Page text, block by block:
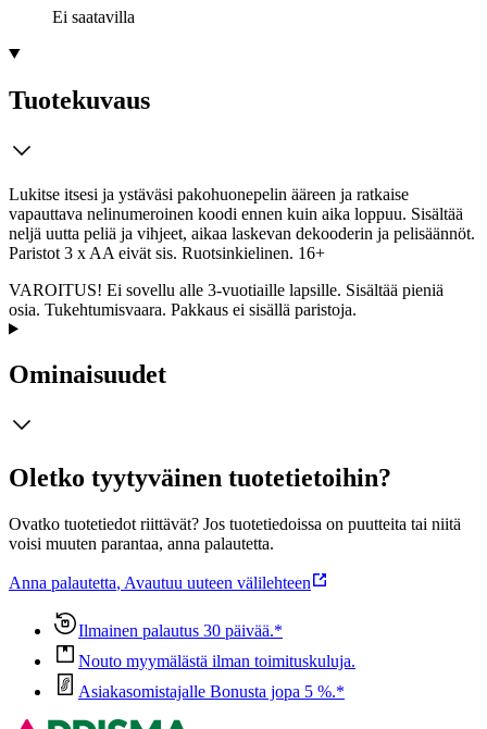
Ei saatavilla
Tuotekuvaus
Lukitse itsesi ja ystäväsi pakohuonepelin ääreen ja ratkaise
vapauttava nelinumeroinen koodi ennen kuin aika loppuu. Sisältää
neljä uutta peliä ja vihjeet, aikaa laskevan dekooderin ja pelisäännöt.
Paristot 3 x AA eivät sis. Ruotsinkielinen. 16+
VAROITUS! Ei sovellu alle 3-vuotiaille lapsille. Sisältää pieniä
osia. Tukehtumisvaara. Pakkaus ei sisällä paristoja.
Ominaisuudet
Oletko tyytyväinen tuotetietoihin?
Ovatko tuotetiedot riittävät? Jos tuotetiedoissa on puutteita tai niitä
voisi muuten parantaa, anna palautetta.
Anna palautetta, Avautuu uuteen välilehteen
Ilmainen palautus 30 päivää.*
Nouto myymälästä ilman toimituskuluja.
Asiakasomistajalle Bonusta jopa 5 %.*